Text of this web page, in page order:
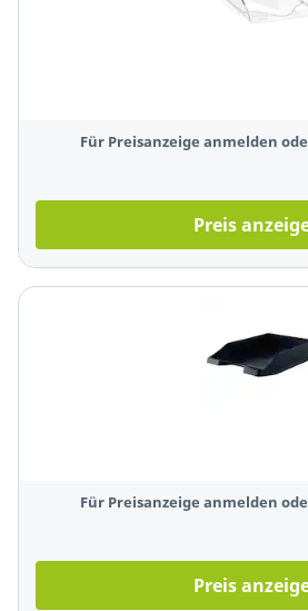
Für Preisanzeige anmelden
Preis
Für Preisanzeige anmelden
Preis